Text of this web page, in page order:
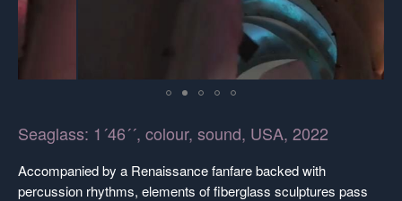
Seaglass: 1´46´´, colour, sound, USA, 2022
Accompanied by a Renaissance fanfare backed with
percussion rhythms, elements of fiberglass sculptures pass